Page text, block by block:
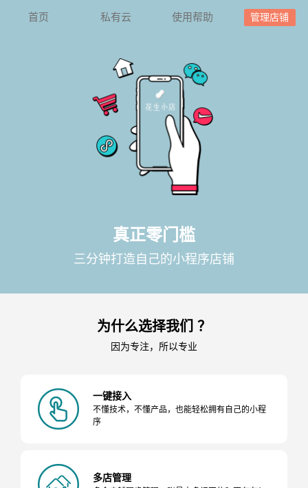
首页 私有云 使用帮助 管理店铺
真正零门槛
三分钟打造自己的小程序店铺
为什么选择我们 ？
因为专注，所以专业
一键接入
不懂技术，不懂产品，也能轻松拥有自己的小程
序
多店管理